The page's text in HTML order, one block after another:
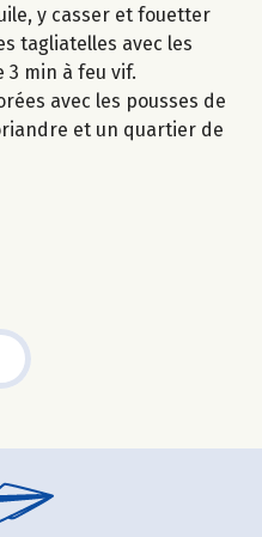
y casser et fouetter
tagliatelles avec les
min à feu vif.
avec les pousses de
et un quartier de